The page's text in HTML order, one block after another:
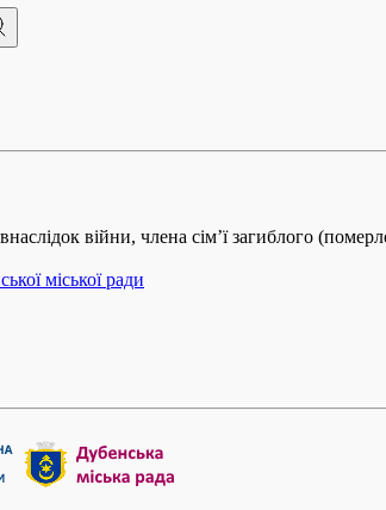
війни, члена сім’ї загиблого
міської ради